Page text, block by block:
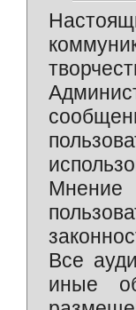
Все
иные